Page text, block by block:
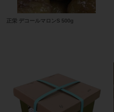
正栄 デコールマロンS 500g